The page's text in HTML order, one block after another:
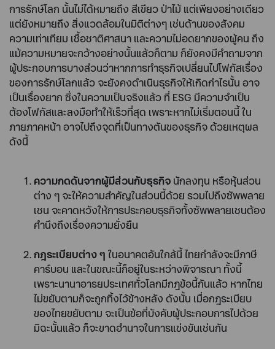
การรักษ์โลก นั้นไม่ได้หมายถึง สีเขียว ป่าไม้ แต่เพียงอย่างเดียว
แต่ยังหมายถึง สิ่งแวดล้อมในมิติต่างๆ เช่นด้านของสังคม
ความเท่าเทียม เชื้อชาติศาสนา และความไม่อดยากของผู้คน ถึง
แม้ความหมายจะกว้างอย่างนั้นแล้วก็ตาม ก็ยังคงมีคำถามจาก
ผู้ประกอบการบางส่วนว่าหากการทำธุรกิจเปลี่ยนไปโฟกัสเรื่อง
ของการรักษ์โลกแล้ว จะยังคงดำเนินธุรกิจให้เกิดกำไรนั้น อาจ
เป็นเรื่องยาก ซึ่งในความเป็นจริงแล้ว ที่ ESG มีความจำเป็น
ต้องโฟกัสและลงมือทำให้เร็วที่สุด เพราะหากไม่เริ่มตอนนี้ ใน
ภายภาคหน้า อาจไปถึงจุดที่เป็นทางตันของธุรกิจ ด้วยเหตุผล
ดังนี้
ความกดดันจากผู้มีส่วนกับธุรกิจ นักลงทุน หรือหุ้นส่วน
ต่าง ๆ จะให้ความสำคัญในส่วนนี้ด้วย รวมไปถึงซัพพลาย
เชน จะคาดหวังให้การประกอบธุรกิจทั้งซัพพลายเชนต้อง
คำนึงถึงเรื่องความยั่งยืน
กฎระเบียบต่าง ๆ ในอนาคตอันใกล้นี้ ไทยกำลังจะมีภาษี
คาร์บอน และในขณะนี้ก็อยู่ในระหว่างพิจารณา ทั้งนี้
เพราะนานาอารยประเทศทั่วโลกมีกฎข้อนี้กันแล้ว หากไทย
ไม่ขยับตามก็จะถูกทิ้งไว้ข้างหลัง ดังนั้น เมื่อกฎระเบียบ
ของไทยขยับตาม จะเป็นข้อที่บังคับผู้ประกอบการไปด้วย
มิฉะนั้นแล้ว ก็จะขาดอำนาจในการแข่งขันเช่นกัน